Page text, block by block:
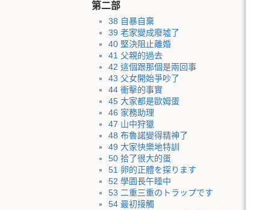
第二部
38 自暴自棄
39 老家變成廢墟了
40 堅決阻止離婚
41 父親的過去
42 這個跟那個是兩回事
43 父女開始爭吵了
44 衝擊的事實
45 大家都是歐姆蛋
46 家務助理
47 山中狩獵
48 布魯諾變得精神了
49 大家快樂地特訓
50 拾了很大的蛋
51 卵的正體を探ります
52 學園長午睡中
53 二重三重のトラップです
54 最初接觸